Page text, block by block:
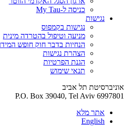
כניסה ל-My Tau
נגישות
נגישות בקמפוס
מניעה וטיפול בהטרדה מינית
הנחיות בדבר חוק חופש
הצהרת נגישות
הגנת הפרטיות
תנאי שימוש
אוניברסיטת תל אביב
P.O. Box 39040, Tel Aviv 6997801
אתר מלא
English